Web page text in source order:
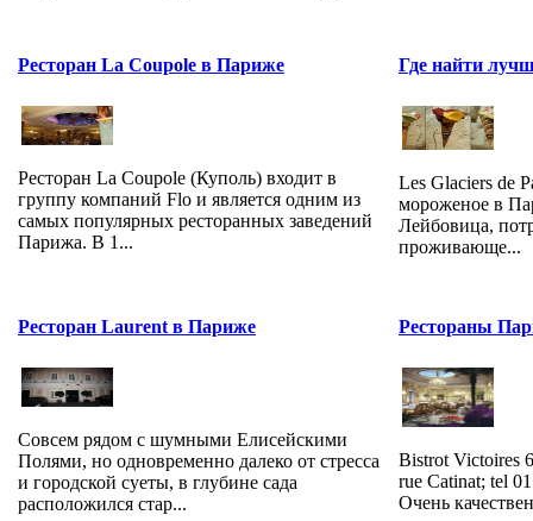
Ресторан La Coupole в Париже
Ресторан La Coupole (Куполь) входит в
группу компаний Flo и является одним из
самых популярных ресторанных заведений
Парижа. В 1...
Где найти
Les Glaciers de
мороженое в
Лейбовица,
проживающе...
Ресторан Laurent в Париже
Совсем рядом с шумными Елисейскими
Полями, но одновременно далеко от стресса
и городской суеты, в глубине сада
расположился стар...
Рестораны
Bistrot Victoires
rue Catinat; tel
Очень